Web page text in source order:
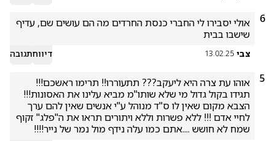
6
שישבו בבית
צבי 13.02.25 דיווחתגובה
5
שמח לא חושש ....אתם כמו עלה נידף מול נמר של נייר!!!!